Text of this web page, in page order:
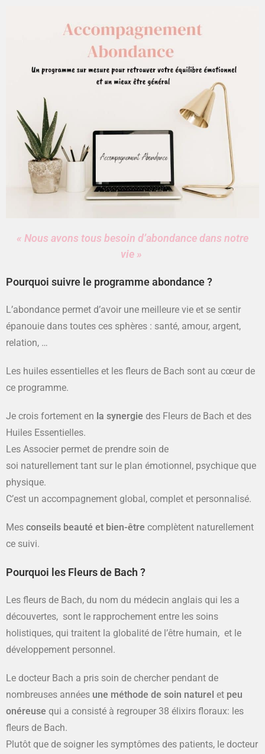
« Nousavons tous besoin d’abondance dans notre
vie »
Pourquoi suivre le programme abondance ?
L’abondance permet d’avoir une meilleure vie et se sentir
épanouie dans toutes ces sphères : santé, amour, argent,
relation, …
Les huiles essentielles et les fleurs de Bach sont au cœur de
ce programme.
Je crois fortement en la synergie des Fleurs de Bach et des
Huiles Essentielles.
Les Associer permet de prendre soin de
soi naturellement tant sur le plan émotionnel, psychique que
physique.
C’est un accompagnement global, complet et personnalisé.
Mes conseils beauté et bien-être complètent naturellement
ce suivi.
Pourquoi les Fleurs de Bach ?
Les fleurs de Bach, du nom du médecin anglais qui les a
découvertes, sont le rapprochement entre les soins
holistiques, qui traitent la globalité de l’être humain, et le
développement personnel.
Le docteur Bach a pris soin de chercher pendant de
nombreuses années une méthode de soin naturel et peu
onéreuse qui a consisté à regrouper 38 élixirs floraux: les
fleurs de Bach.
Plutôt que de soigner les symptômes des patients, le docteur